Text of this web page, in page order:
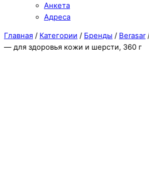
Анкета
Адреса
Close
Menu
Close
Cart
Главная / Категории / Бренды / Berasar
— для здоровья кожи и шерсти, 360 г